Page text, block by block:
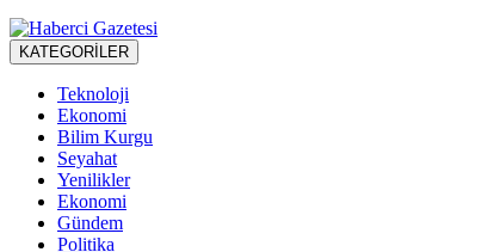
KATEGORİLER
Teknoloji
Ekonomi
Bilim Kurgu
Seyahat
Yenilikler
Ekonomi
Gündem
Politika